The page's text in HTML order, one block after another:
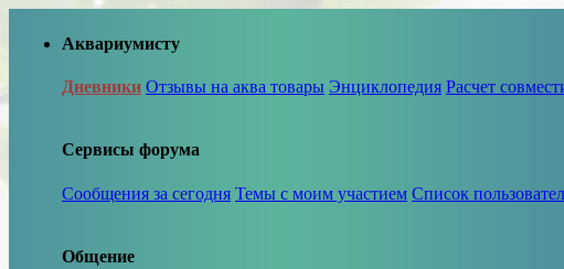
Аквариумисту
Дневники Отзывы на аква товары Энциклопедия Расчет
Сервисы форума
Сообщения за сегодня Темы с моим участием Список
Общение